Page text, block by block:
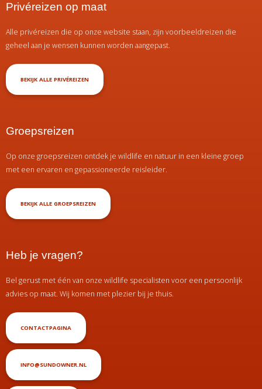
Privéreizen op maat
Alle privéreizen die op onze website staan, zijn voorbeeldreizen die
geheel aan je wensen kunnen worden aangepast.
BEKIJK ALLE PRIVÉREIZEN
Groepsreizen
Op onze groepsreizen ontdek je wildlife en natuur in een kleine groep
met een ervaren en gepassioneerde reisleider.
BEKIJK ALLE GROEPSREIZEN
Heb je vragen?
Bel gerust met één van onze wildlife specialisten voor een persoonlijk
advies op maat. Wij komen met plezier bij je thuis.
CONTACTPAGINA
INFO@SUNDOWNER.NL